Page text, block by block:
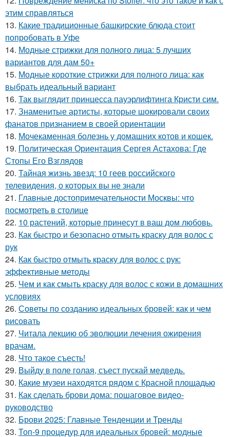
этим справляться
13. Какие традиционные башкирские блюда стоит
попробовать в Уфе
14. Модные стрижки для полного лица: 5 лучших
вариантов для дам 50+
15. Модные короткие стрижки для полного лица: как
выбрать идеальный вариант
16. Так выглядит принцесса пауэрлифтинга Кристи сим.
17. Знаменитые артисты, которые шокировали своих
фанатов признанием в своей ориентации
18. Мочекаменная болезнь у домашних котов и кошек.
19. Политическая Ориентация Сергея Астахова: Где
Стопы Его Взглядов
20. Тайная жизнь звезд: 10 геев российского
телевидения, о которых вы не знали
21. Главные достопримечательности Москвы: что
посмотреть в столице
22. 10 растений, которые принесут в ваш дом любовь.
23. Как быстро и безопасно отмыть краску для волос с
рук
24. Как быстро отмыть краску для волос с рук:
эффективные методы
25. Чем и как смыть краску для волос с кожи в домашних
условиях
26. Советы по созданию идеальных бровей: как и чем
рисовать
27. Читала лекцию об эволюции лечения ожирения
врачам.
28. Что такое съесть!
29. Выйду в поле голая, съест пускай медведь.
30. Какие музеи находятся рядом с Красной площадью
31. Как сделать брови дома: пошаговое видео-
руководство
32. Брови 2025: Главные Тенденции и Тренды
33. Топ-9 процедур для идеальных бровей: модные